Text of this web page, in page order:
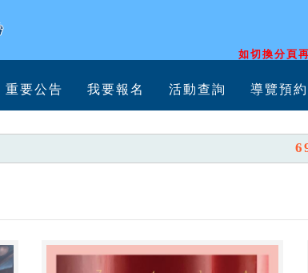
如切換分頁
重要公告 我要報名 活動查詢 導覽預約
69期